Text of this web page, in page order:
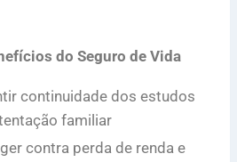
do Seguro de Vida
continuidade dos estudos
familiar
contra perda de renda e